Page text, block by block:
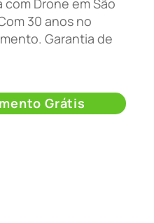
Drone em São
30 anos no
Garantia de
Grátis